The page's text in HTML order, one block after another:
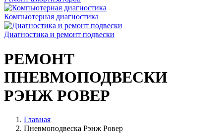
Компьютерная диагностика
Диагностика и ремонт подвески
РЕМОНТ
ПНЕВМОПОДВЕСКИ
РЭНЖ РОВЕР
Главная
Пневмоподвеска Рэнж Ровер